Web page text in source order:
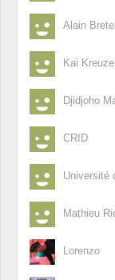
Alain Bretel
Kai
Djidjoho
CRID
Université
Mathieu
Lorenzo